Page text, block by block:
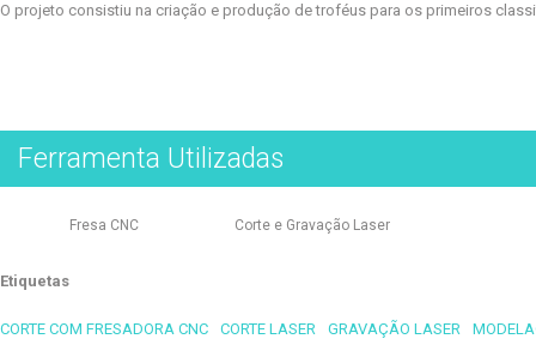
O projeto consistiu na criação e produção de troféus para os primeiros
Ferramenta Utilizadas
Fresa CNC Corte e Gravação Laser
Etiquetas
CORTE COM FRESADORA CNC CORTE LASER GRAVAÇÃO LASER